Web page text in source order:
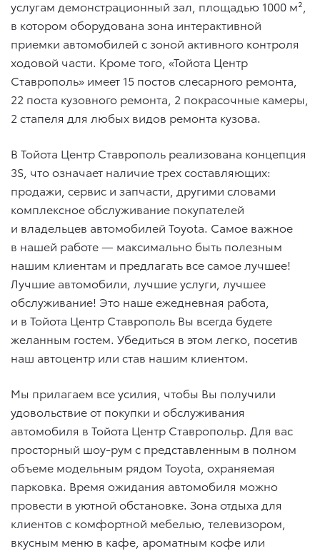
услугам демонстрационный зал, площадью 1000 м²,
в котором оборудована зона интерактивной
приемки автомобилей с зоной активного контроля
ходовой части. Кроме того, «Тойота Центр
Ставрополь» имеет 15 постов слесарного ремонта,
22 поста кузовного ремонта, 2 покрасочные камеры,
2 стапеля для любых видов ремонта кузова.
В Тойота Центр Ставрополь реализована концепция
3S, что означает наличие трех составляющих:
продажи, сервис и запчасти, другими словами
комплексное обслуживание покупателей
и владельцев автомобилей Toyota. Самое важное
в нашей работе — максимально быть полезным
нашим клиентам и предлагать все самое лучшее!
Лучшие автомобили, лучшие услуги, лучшее
обслуживание! Это наше ежедневная работа,
и в Тойота Центр Ставрополь Вы всегда будете
желанным гостем. Убедиться в этом легко, посетив
наш автоцентр или став нашим клиентом.
Мы прилагаем все усилия, чтобы Вы получили
удовольствие от покупки и обслуживания
автомобиля в Тойота Центр Ставропольр. Для вас
просторный шоу-рум с представленным в полном
объеме модельным рядом Toyota, охраняемая
парковка. Время ожидания автомобиля можно
провести в уютной обстановке. Зона отдыха для
клиентов с комфортной мебелью, телевизором,
вкусным меню в кафе, ароматным кофе или